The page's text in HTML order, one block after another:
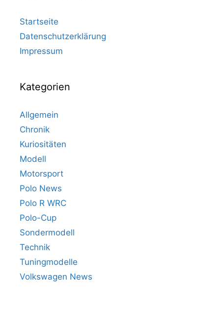
Startseite
Datenschutzerklärung
Impressum
Kategorien
Allgemein
Chronik
Kuriositäten
Modell
Motorsport
Polo News
Polo R WRC
Polo-Cup
Sondermodell
Technik
Tuningmodelle
Volkswagen News